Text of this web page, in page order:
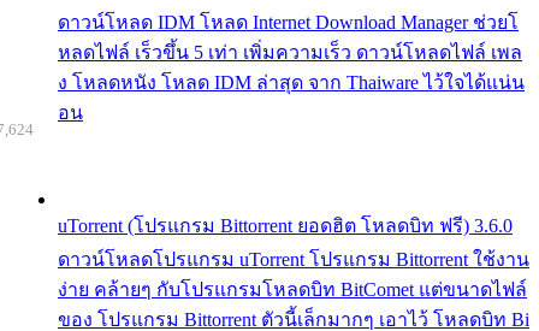
ดาวน์โหลด IDM โหลด Internet Download Manager ช่วยโ
หลดไฟล์ เร็วขึ้น 5 เท่า เพิ่มความเร็ว ดาวน์โหลดไฟล์ เพล
ง โหลดหนัง โหลด IDM ล่าสุด จาก Thaiware ไว้ใจได้แน่น
อน
uTorrent (โปรแกรม Bittorrent ยอดฮิต โหลดบิท ฟรี) 3.6.0
ดาวน์โหลดโปรแกรม uTorrent โปรแกรม Bittorrent ใช้งาน
ง่าย คล้ายๆ กับโปรแกรมโหลดบิท BitComet แต่ขนาดไฟล์
ของ โปรแกรม Bittorrent ตัวนี้เล็กมากๆ เอาไว้ โหลดบิท Bi